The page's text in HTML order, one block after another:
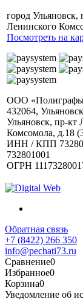
город Ульяновск,
Ленинского
Посмотреть на
ООО
432064,
Ульяновск, пр-кт
Комсомола, д.18
ИНН / КПП
732801001
ОГРН
Обратная связь
+7 (8422) 266 350
info@pechati73.ru
Сравнение0
Избранное0
Корзина0
Уведомление об